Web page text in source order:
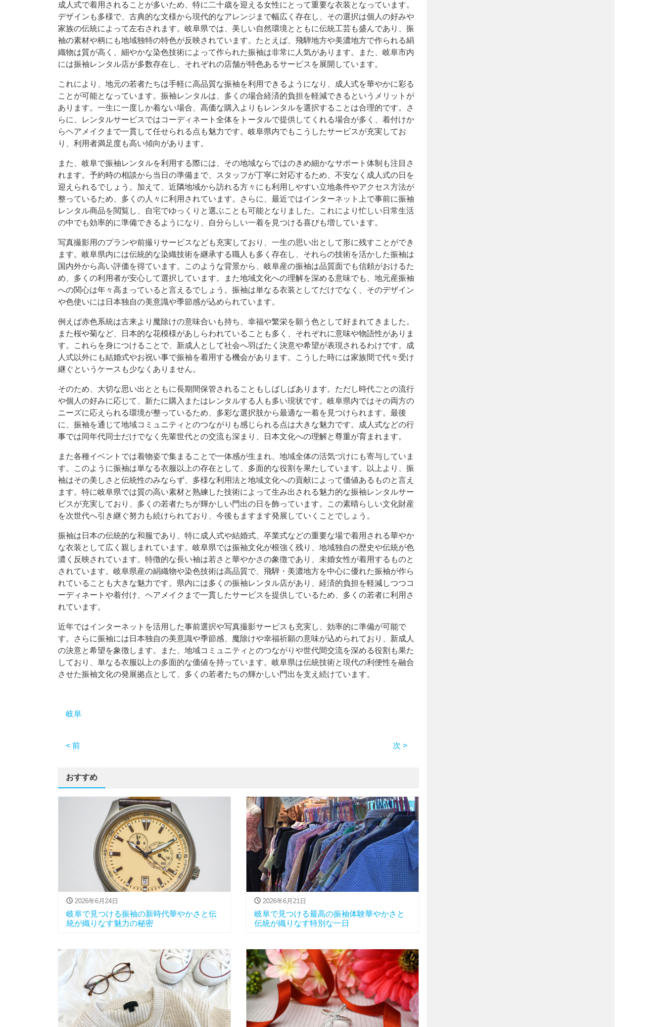
成人式で着用されることが多いため、特に二十歳を迎える女性にとって重要な衣装となっています。
デザインも多様で、古典的な文様から現代的なアレンジまで幅広く存在し、その選択は個人の好みや
家族の伝統によって左右されます。岐阜県では、美しい自然環境とともに伝統工芸も盛んであり、振
袖の素材や柄にも地域独特の特色が反映されています。たとえば、飛騨地方や美濃地方で作られる絹
織物は質が高く、細やかな染色技術によって作られた振袖は非常に人気があります。また、岐阜市内
には振袖レンタル店が多数存在し、それぞれの店舗が特色あるサービスを展開しています。
これにより、地元の若者たちは手軽に高品質な振袖を利用できるようになり、成人式を華やかに彩る
ことが可能となっています。振袖レンタルは、多くの場合経済的負担を軽減できるというメリットが
あります。一生に一度しか着ない場合、高価な購入よりもレンタルを選択することは合理的です。さ
らに、レンタルサービスではコーディネート全体をトータルで提供してくれる場合が多く、着付けか
らヘアメイクまで一貫して任せられる点も魅力です。岐阜県内でもこうしたサービスが充実してお
り、利用者満足度も高い傾向があります。
また、岐阜で振袖レンタルを利用する際には、その地域ならではのきめ細かなサポート体制も注目さ
れます。予約時の相談から当日の準備まで、スタッフが丁寧に対応するため、不安なく成人式の日を
迎えられるでしょう。加えて、近隣地域から訪れる方々にも利用しやすい立地条件やアクセス方法が
整っているため、多くの人々に利用されています。さらに、最近ではインターネット上で事前に振袖
レンタル商品を閲覧し、自宅でゆっくりと選ぶことも可能となりました。これにより忙しい日常生活
の中でも効率的に準備できるようになり、自分らしい一着を見つける喜びも増しています。
写真撮影用のプランや前撮りサービスなども充実しており、一生の思い出として形に残すことができ
ます。岐阜県内には伝統的な染織技術を継承する職人も多く存在し、それらの技術を活かした振袖は
国内外から高い評価を得ています。このような背景から、岐阜産の振袖は品質面でも信頼がおけるた
め、多くの利用者が安心して選択しています。また地域文化への理解を深める意味でも、地元産振袖
への関心は年々高まっていると言えるでしょう。振袖は単なる衣装としてだけでなく、そのデザイン
や色使いには日本独自の美意識や季節感が込められています。
例えば赤色系統は古来より魔除けの意味合いも持ち、幸福や繁栄を願う色として好まれてきました。
また桜や菊など、日本的な花模様があしらわれていることも多く、それぞれに意味や物語性がありま
す。これらを身につけることで、新成人として社会へ羽ばたく決意や希望が表現されるわけです。成
人式以外にも結婚式やお祝い事で振袖を着用する機会があります。こうした時には家族間で代々受け
継ぐというケースも少なくありません。
そのため、大切な思い出とともに長期間保管されることもしばしばあります。ただし時代ごとの流行
や個人の好みに応じて、新たに購入またはレンタルする人も多い現状です。岐阜県内ではその両方の
ニーズに応えられる環境が整っているため、多彩な選択肢から最適な一着を見つけられます。最後
に、振袖を通じて地域コミュニティとのつながりも感じられる点は大きな魅力です。成人式などの行
事では同年代同士だけでなく先輩世代との交流も深まり、日本文化への理解と尊重が育まれます。
また各種イベントでは着物姿で集まることで一体感が生まれ、地域全体の活気づけにも寄与していま
す。このように振袖は単なる衣服以上の存在として、多面的な役割を果たしています。以上より、振
袖はその美しさと伝統性のみならず、多様な利用法と地域文化への貢献によって価値あるものと言え
ます。特に岐阜県では質の高い素材と熟練した技術によって生み出される魅力的な振袖レンタルサー
ビスが充実しており、多くの若者たちが輝かしい門出の日を飾っています。この素晴らしい文化財産
を次世代へ引き継ぐ努力も続けられており、今後もますます発展していくことでしょう。
振袖は日本の伝統的な和服であり、特に成人式や結婚式、卒業式などの重要な場で着用される華やか
な衣装として広く親しまれています。岐阜県では振袖文化が根強く残り、地域独自の歴史や伝統が色
濃く反映されています。特徴的な長い袖は若さと華やかさの象徴であり、未婚女性が着用するものと
されています。岐阜県産の絹織物や染色技術は高品質で、飛騨・美濃地方を中心に優れた振袖が作ら
れていることも大きな魅力です。県内には多くの振袖レンタル店があり、経済的負担を軽減しつつコ
ーディネートや着付け、ヘアメイクまで一貫したサービスを提供しているため、多くの若者に利用さ
れています。
近年ではインターネットを活用した事前選択や写真撮影サービスも充実し、効率的に準備が可能で
す。さらに振袖には日本独自の美意識や季節感、魔除けや幸福祈願の意味が込められており、新成人
の決意と希望を象徴します。また、地域コミュニティとのつながりや世代間交流を深める役割も果た
しており、単なる衣服以上の多面的な価値を持っています。岐阜県は伝統技術と現代の利便性を融合
させた振袖文化の発展拠点として、多くの若者たちの輝かしい門出を支え続けています。
岐阜
< 前 次 >
おすすめ
2026年6月24日
岐阜で見つける振袖の新時代華やかさと伝
統が織りなす魅力の秘密
2026年6月21日
岐阜で見つける最高の振袖体験華やかさと
伝統が織りなす特別な一日